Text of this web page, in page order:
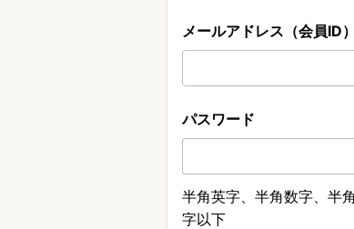
メールアドレス（会員ID）
パスワード
半角英字、半角数字、半
字以下